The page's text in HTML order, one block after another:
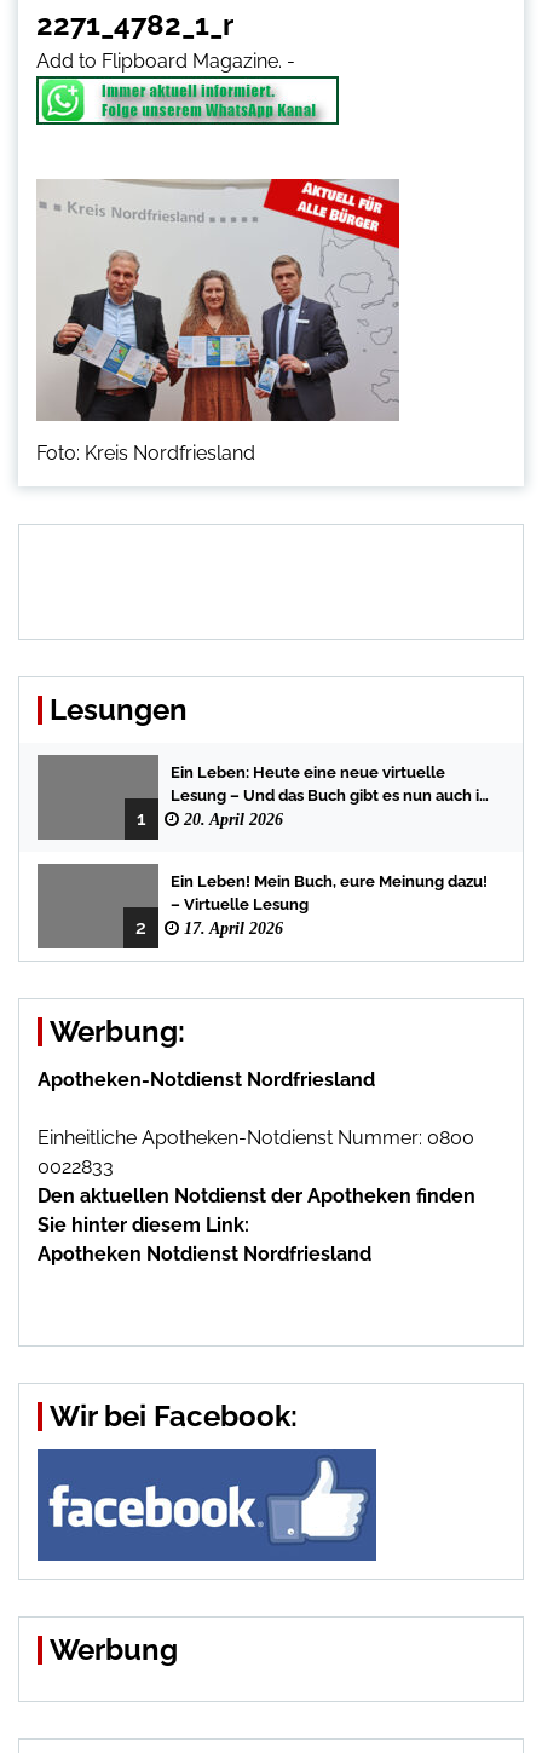
2271_4782_1_r
Add to Flipboard Magazine. -
Foto: Kreis Nordfriesland
Lesungen
1
Ein Leben: Heute eine neue virtuelle
Lesung – Und das Buch gibt es nun auch in
der Bredstedter Stadtbuchhandlung
20. April 2026
2
Ein Leben! Mein Buch, eure Meinung dazu!
– Virtuelle Lesung
17. April 2026
Werbung:
Apotheken-Notdienst Nordfriesland
Einheitliche Apotheken-Notdienst Nummer: 0800
0022833
Den aktuellen Notdienst der Apotheken finden
Sie hinter diesem Link:
Apotheken Notdienst Nordfriesland
Wir bei Facebook:
Werbung